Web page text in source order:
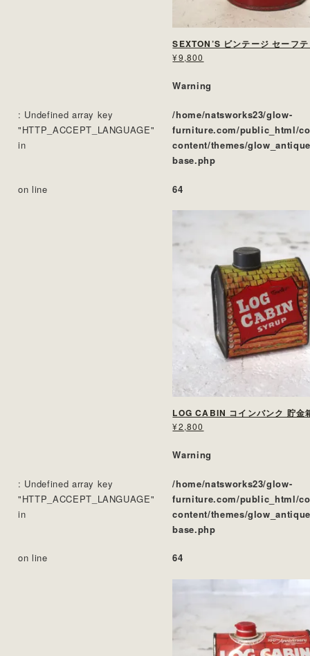
SEXTON’S ビンテージ セーフ
¥9,800
Warning
: Undefined array key
"HTTP_ACCEPT_LANGUAGE"
in
/home/natsworks23/glow-
furniture.com/public_html/
content/themes/
base.php
on line 64
LOG CABIN コインバンク 貯金
¥2,800
Warning
: Undefined array key
"HTTP_ACCEPT_LANGUAGE"
in
/home/natsworks23/glow-
furniture.com/public_html/
content/themes/
base.php
on line 64